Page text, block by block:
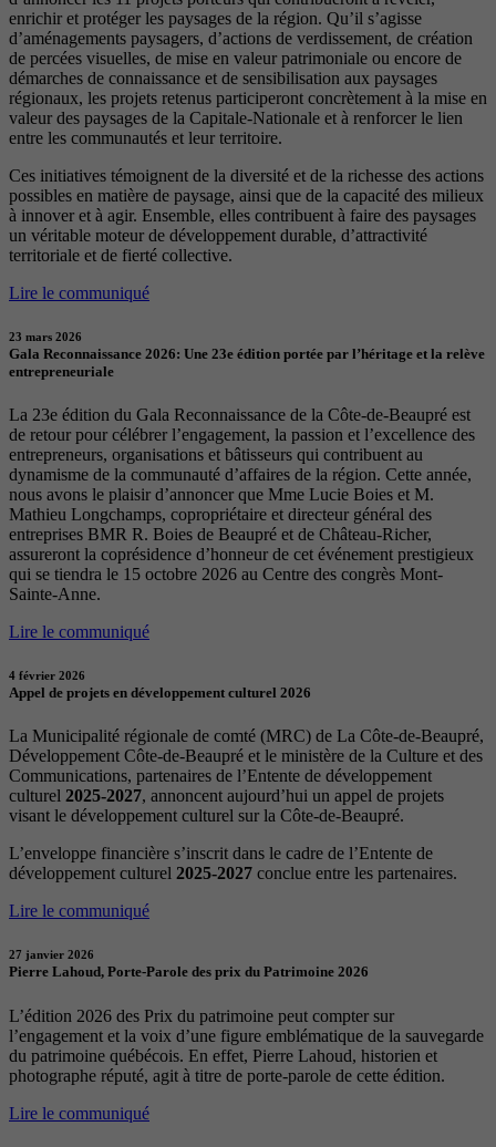
enrichir et protéger les paysages de la région. Qu’il s’agisse
d’aménagements paysagers, d’actions de verdissement, de création
de percées visuelles, de mise en valeur patrimoniale ou encore de
démarches de connaissance et de sensibilisation aux paysages
régionaux, les projets retenus participeront concrètement à la mise en
valeur des paysages de la Capitale-Nationale et à renforcer le lien
entre les communautés et leur territoire.
Ces initiatives témoignent de la diversité et de la richesse des actions
possibles en matière de paysage, ainsi que de la capacité des milieux
à innover et à agir. Ensemble, elles contribuent à faire des paysages
un véritable moteur de développement durable, d’attractivité
territoriale et de fierté collective.
Lire le communiqué
23 mars 2026
Gala Reconnaissance 2026: Une 23e édition portée par l’héritage et la relève
entrepreneuriale
La 23e édition du Gala Reconnaissance de la Côte-de-Beaupré est
de retour pour célébrer l’engagement, la passion et l’excellence des
entrepreneurs, organisations et bâtisseurs qui contribuent au
dynamisme de la communauté d’affaires de la région. Cette année,
nous avons le plaisir d’annoncer que Mme Lucie Boies et M.
Mathieu Longchamps, copropriétaire et directeur général des
entreprises BMR R. Boies de Beaupré et de Château-Richer,
assureront la coprésidence d’honneur de cet événement prestigieux
qui se tiendra le 15 octobre 2026 au Centre des congrès Mont-
Sainte-Anne.
Lire le communiqué
4 février 2026
Appel de projets en développement culturel 2026
La Municipalité régionale de comté (MRC) de La Côte-de-Beaupré,
Développement Côte-de-Beaupré et le ministère de la Culture et des
Communications, partenaires de l’Entente de développement
culturel 2025-2027, annoncent aujourd’hui un appel de projets
visant le développement culturel sur la Côte-de-Beaupré.
L’enveloppe financière s’inscrit dans le cadre de l’Entente de
développement culturel 2025-2027 conclue entre les partenaires.
Lire le communiqué
27 janvier 2026
Pierre Lahoud, Porte-Parole des prix du Patrimoine 2026
L’édition 2026 des Prix du patrimoine peut compter sur
l’engagement et la voix d’une figure emblématique de la sauvegarde
du patrimoine québécois. En effet, Pierre Lahoud, historien et
photographe réputé, agit à titre de porte-parole de cette édition.
Lire le communiqué